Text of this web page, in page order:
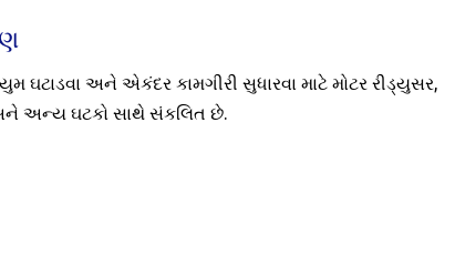
ઘટાડવા અને એકંદર કામગીરી સુધારવા માટે મોટર રીડ્યુસર,
અન્ય ઘટકો સાથે સંકલિત છે.